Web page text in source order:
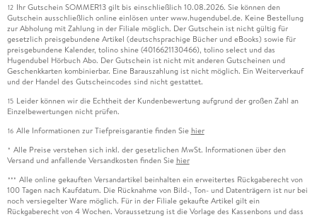
12 Ihr Gutschein SOMMER13 gilt bis einschließlich 10.08.2026. Sie können den
Gutschein ausschließlich online einlösen unter www.hugendubel.de. Keine Bestellung
zur Abholung mit Zahlung in der Filiale möglich. Der Gutschein ist nicht gültig für
gesetzlich preisgebundene Artikel (deutschsprachige Bücher und eBooks) sowie für
preisgebundene Kalender, tolino shine (4016621130466), tolino select und das
Hugendubel Hörbuch Abo. Der Gutschein ist nicht mit anderen Gutscheinen und
Geschenkkarten kombinierbar. Eine Barauszahlung ist nicht möglich. Ein Weiterverkauf
und der Handel des Gutscheincodes sind nicht gestattet.
15 Leider können wir die Echtheit der Kundenbewertung aufgrund der großen Zahl an
Einzelbewertungen nicht prüfen.
16 Alle Informationen zur Tiefpreisgarantie finden Sie hier
* Alle Preise verstehen sich inkl. der gesetzlichen MwSt. Informationen über den
Versand und anfallende Versandkosten finden Sie hier
*** Alle online gekauften Versandartikel beinhalten ein erweitertes Rückgaberecht von
100 Tagen nach Kaufdatum. Die Rücknahme von Bild-, Ton- und Datenträgern ist nur bei
noch versiegelter Ware möglich. Für in der Filiale gekaufte Artikel gilt ein
Rückgaberecht von 4 Wochen. Voraussetzung ist die Vorlage des Kassenbons und dass